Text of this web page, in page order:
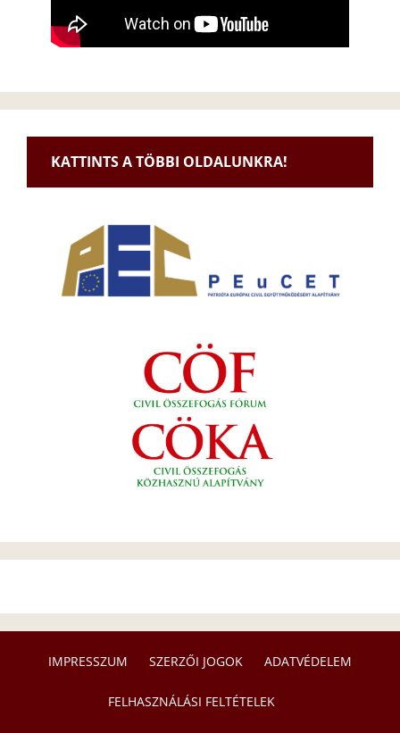
KATTINTS A TÖBBI OLDALUNKRA!
IMPRESSZUM SZERZŐI JOGOK ADATVÉDELEM
FELHASZNÁLÁSI FELTÉTELEK